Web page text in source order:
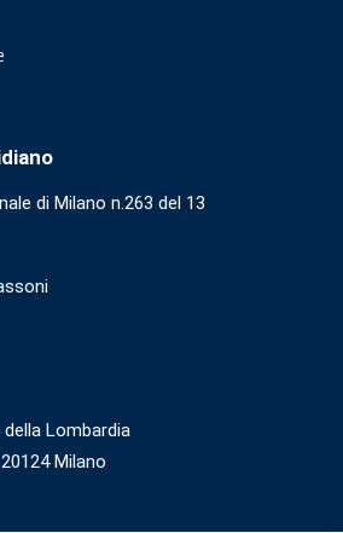
di Milano n.263 del 13
Lombardia
Milano